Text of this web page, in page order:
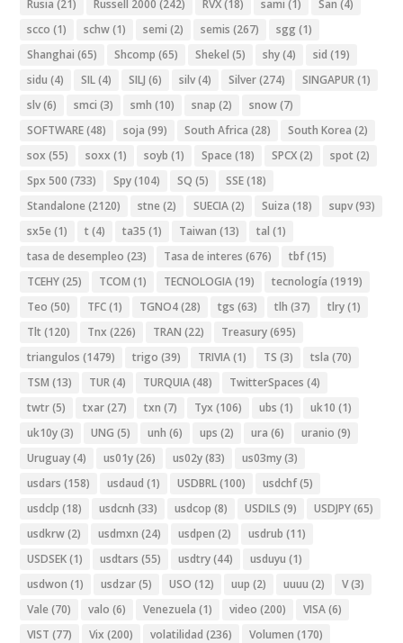
Rusia (21) Russell 2000 (242) RVX(18) sami (1) San (4)
scco (1) schw(1) semi (2) semis (267) sgg (1)
Shanghai (65) Shcomp (65) Shekel (5) shy(4) sid (19)
sidu (4) SIL(4) SILJ (6) silv(4) Silver(274) SINGAPUR(1)
slv(6) smci (3) smh (10) snap (2) snow(7)
SOFTWARE(48) soja (99) South Africa (28) South Korea (2)
sox (55) soxx (1) soyb (1) Space (18) SPCX(2) spot (2)
Spx 500 (733) Spy(104) SQ (5) SSE(18)
Standalone (2120) stne (2) SUECIA(2) Suiza (18) supv(93)
sx5e (1) t (4) ta35 (1) Taiwan (13) tal (1)
tasa de desempleo (23) Tasa de interes (676) tbf(15)
TCEHY(25) TCOM (1) TECNOLOGIA(19) tecnología (1919)
Teo (50) TFC(1) TGNO4(28) tgs (63) tlh (37) tlry(1)
Tlt (120) Tnx (226) TRAN (22) Treasury(695)
triangulos (1479) trigo (39) TRIVIA(1) TS (3) tsla (70)
TSM (13) TUR(4) TURQUIA(48) TwitterSpaces (4)
twtr(5) txar(27) txn (7) Tyx (106) ubs (1) uk10 (1)
uk10y(3) UNG (5) unh (6) ups (2) ura (6) uranio (9)
Uruguay(4) us01y(26) us02y(83) us03my(3)
usdars (158) usdaud (1) USDBRL(100) usdchf(5)
usdclp (18) usdcnh (33) usdcop (8) USDILS (9) USDJPY(65)
usdkrw(2) usdmxn (24) usdpen (2) usdrub (11)
USDSEK(1) usdtars (55) usdtry(44) usduyu (1)
usdwon (1) usdzar(5) USO (12) uup (2) uuuu (2) V(3)
Vale (70) valo (6) Venezuela (1) video (200) VISA(6)
VIST (77) Vix (200) volatilidad (236) Volumen (170)